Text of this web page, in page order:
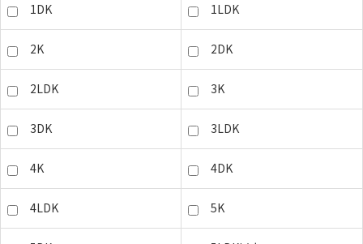
1DK 1LDK
2K 2DK
2LDK 3K
3DK 3LDK
4K 4DK
4LDK 5K